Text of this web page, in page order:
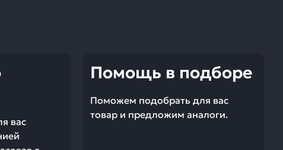
вас
Помощь в подборе
Поможем подобрать для вас
товар и предложим аналоги.